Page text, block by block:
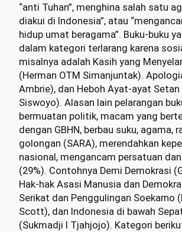
“anti Tuhan”, menghina salah satu
diakui di Indonesia”, atau
hidup umat beragama”. Buku-buku
dalam kategori terlarang karena
misalnya adalah Kasih yang
(Herman OTM Simanjuntak).
Ambrie), dan Heboh Ayat-ayat Setan
Siswoyo). Alasan lain pelarangan
bermuatan politik, macam yang
dengan GBHN, berbau suku, agama,
golongan (SARA), merendahkan
nasional, mengancam persatuan
(29%). Contohnya Demi Demokrasi
Hak-hak Asasi Manusia dan
Serikat dan Penggulingan Soekarno
Scott), dan Indonesia di bawah
(Sukmadji I Tjahjojo). Kategori